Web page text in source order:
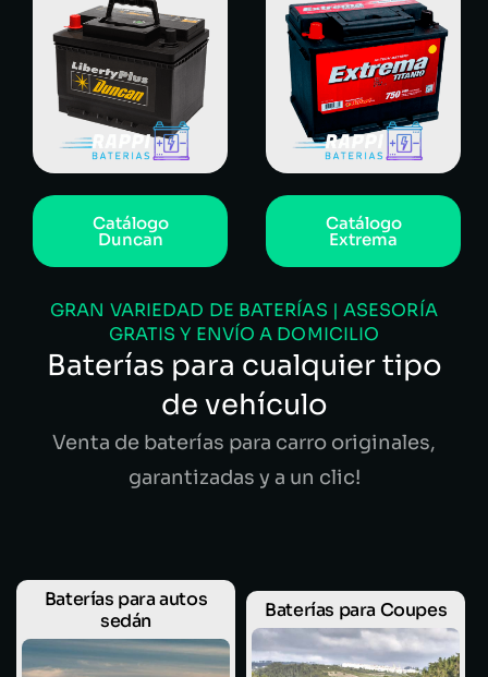
Catálogo
Duncan
Catálogo
Extrema
GRAN VARIEDAD DE BATERÍAS | ASESORÍA
GRATIS Y ENVÍO A DOMICILIO
Baterías para cualquier tipo
de vehículo
Venta de baterías para carro originales,
garantizadas y a un clic!
Baterías para autos
sedán
Baterías para Coupes